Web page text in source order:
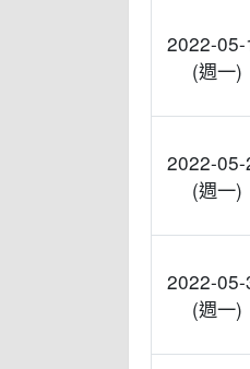
2022-05-
(週一)
2022-05-
(週一)
2022-05-
(週一)